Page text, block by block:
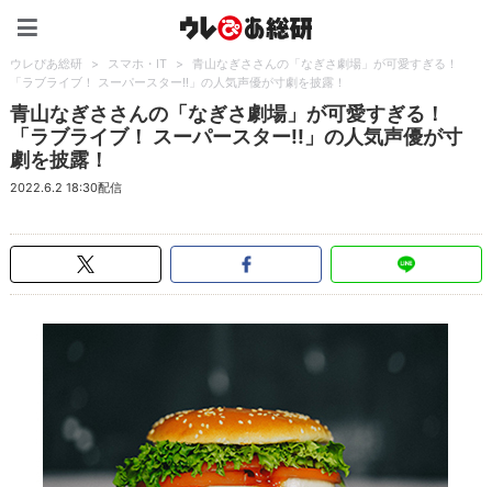
ウレぴあ総研 > スマホ・IT >
青山なぎささんの「なぎさ劇場」が可愛すぎる！
「ラブライブ！ スーパースター!!」の人気声優が寸劇を披露！
青山なぎささんの「なぎさ劇場」が可愛すぎる！
「ラブライブ！ スーパースター!!」の人気声優が寸
劇を披露！
2022.6.2 18:30配信